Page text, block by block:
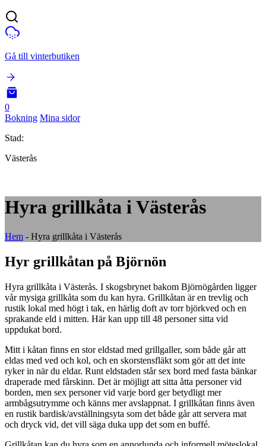
Gå till vinterbutiken
0
Bokning Mina sidor
Stad:
Västerås
Hyra grillkåta i Västerås
Hem - Hyra grillkåta i Västerås
Hyr grillkåtan på Björnön
Hyra grillkåta i Västerås. I skogsbrynet bakom Björnögården ligger
vår mysiga grillkåta som du kan hyra. Grillkåtan är en trevlig och
rustik lokal med högt i tak, en härlig doft av torr björkved och en
sprakande eld i mitten. Här kan upp till 48 personer sitta vid
uppdukat bord.
Mitt i kåtan finns en stor eldstad med grillgaller, som både går att
eldas med ved och kol, och en skorstensfläkt som gör att det inte
ryker in när du eldar. Runt eldstaden står sex bord med fasta bänkar
draperade med fårskinn. Det är möjligt att sitta åtta personer vid
borden, men sex personer vid varje bord ger betydligt mer
armbågsutrymme och känns mer avslappnat. I grillkåtan finns även
en rustik bardisk/avställningsyta som det både går att servera mat
och dryck vid, det vill säga duka upp det som en buffé.